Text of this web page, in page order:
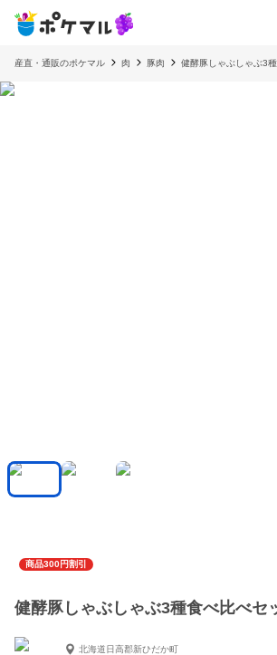
産直・通販のポケマル 肉 豚肉 健酵豚しゃぶしゃぶ3
商品300円割引
健酵豚しゃぶしゃぶ3種食べ比べセ
北海道日高郡新ひだか町